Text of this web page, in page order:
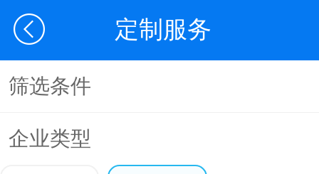
定制服务
筛选条件
企业类型